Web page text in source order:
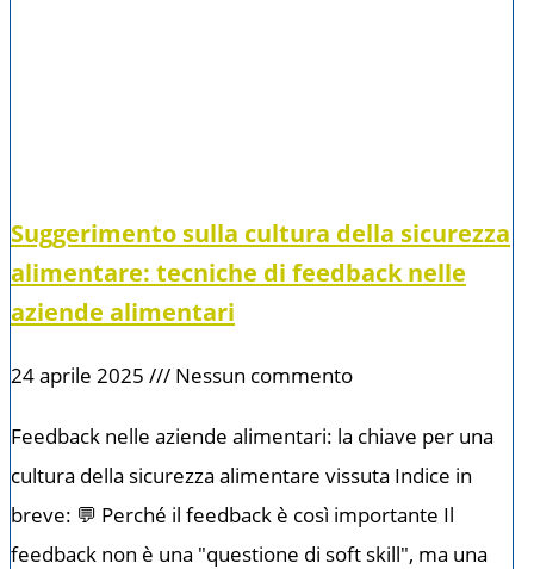
Suggerimento sulla cultura della sicurezza
alimentare: tecniche di feedback nelle
aziende alimentari
24 aprile 2025 Nessun commento
Feedback nelle aziende alimentari: la chiave per una
cultura della sicurezza alimentare vissuta Indice in
breve: 💬 Perché il feedback è così importante Il
feedback non è una "questione di soft skill", ma una